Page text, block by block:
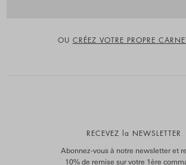
OU CRÉEZ VOTRE PROPRE
RECEVEZ la NEWSLETTER
Abonnez-vous à notre newsletter et
10% de remise sur votre 1ère